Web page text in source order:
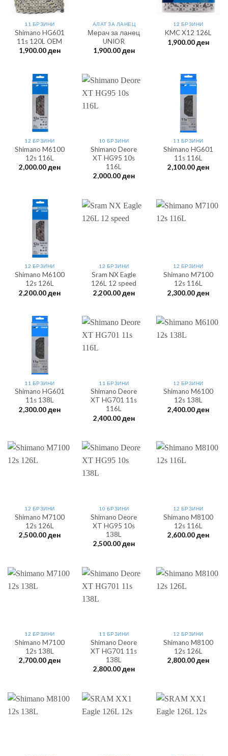
11 БРЗИНИ
Shimano HG601
11s 120L OEM
1,900.00ден
АЛАТ ЗА ЛАНЕЦ
Мерач за ланец
UNIOR
1,900.00ден
12 БРЗИНИ
KMC X12 126L
1,900.00ден
12 БРЗИНИ
Shimano M6100
12s 116L
2,000.00ден
10 БРЗИНИ
Shimano Deore
XT HG95 10s
116L
2,000.00ден
11 БРЗИНИ
Shimano HG601
11s 116L
2,100.00ден
12 БРЗИНИ
Shimano M6100
12s 126L
2,200.00ден
12 БРЗИНИ
Sram NX Eagle
126L 12 speed
2,200.00ден
12 БРЗИНИ
Shimano M7100
12s 116L
2,300.00ден
11 БРЗИНИ
Shimano HG601
11s 138L
2,300.00ден
11 БРЗИНИ
Shimano Deore
XT HG701 11s
116L
2,400.00ден
12 БРЗИНИ
Shimano M6100
12s 138L
2,400.00ден
12 БРЗИНИ
Shimano M7100
12s 126L
2,500.00ден
10 БРЗИНИ
Shimano Deore
XT HG95 10s
138L
2,500.00ден
12 БРЗИНИ
Shimano M8100
12s 116L
2,600.00ден
12 БРЗИНИ
Shimano M7100
12s 138L
2,700.00ден
11 БРЗИНИ
Shimano Deore
XT HG701 11s
138L
2,800.00ден
12 БРЗИНИ
Shimano M8100
12s 126L
2,800.00ден